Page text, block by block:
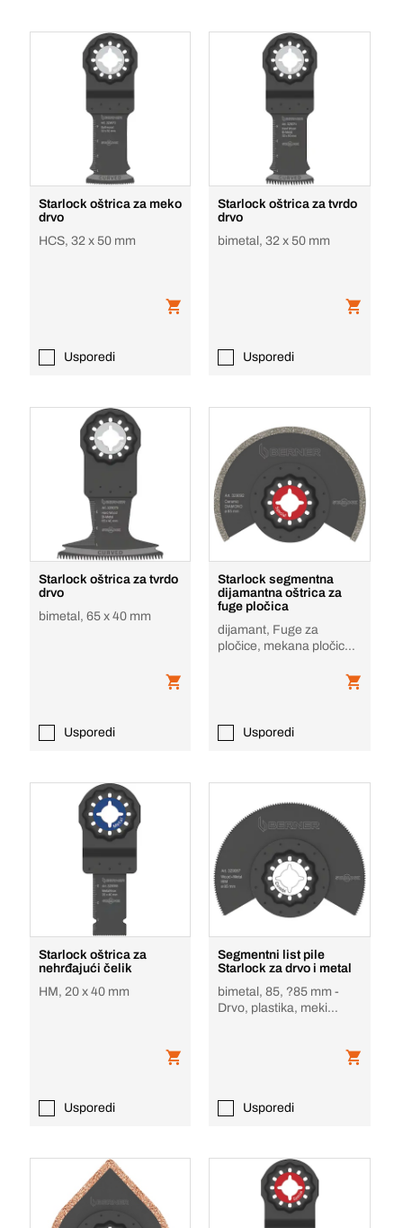
Starlock oštrica za meko
drvo
HCS, 32 x 50 mm
Usporedi
Starlock oštrica za tvrdo
drvo
bimetal, 32 x 50 mm
Usporedi
Starlock oštrica za tvrdo
drvo
bimetal, 65 x 40 mm
Usporedi
Starlock segmentna
dijamantna oštrica za
fuge pločica
dijamant, Fuge za
pločice, mekana pločica,
Usporedi
Starlock oštrica za
nehrđajući čelik
HM, 20 x 40 mm
Usporedi
Segmentni list pile
Starlock za drvo i metal
bimetal, 85, ?85 mm -
Drvo, plastika, meki
Usporedi